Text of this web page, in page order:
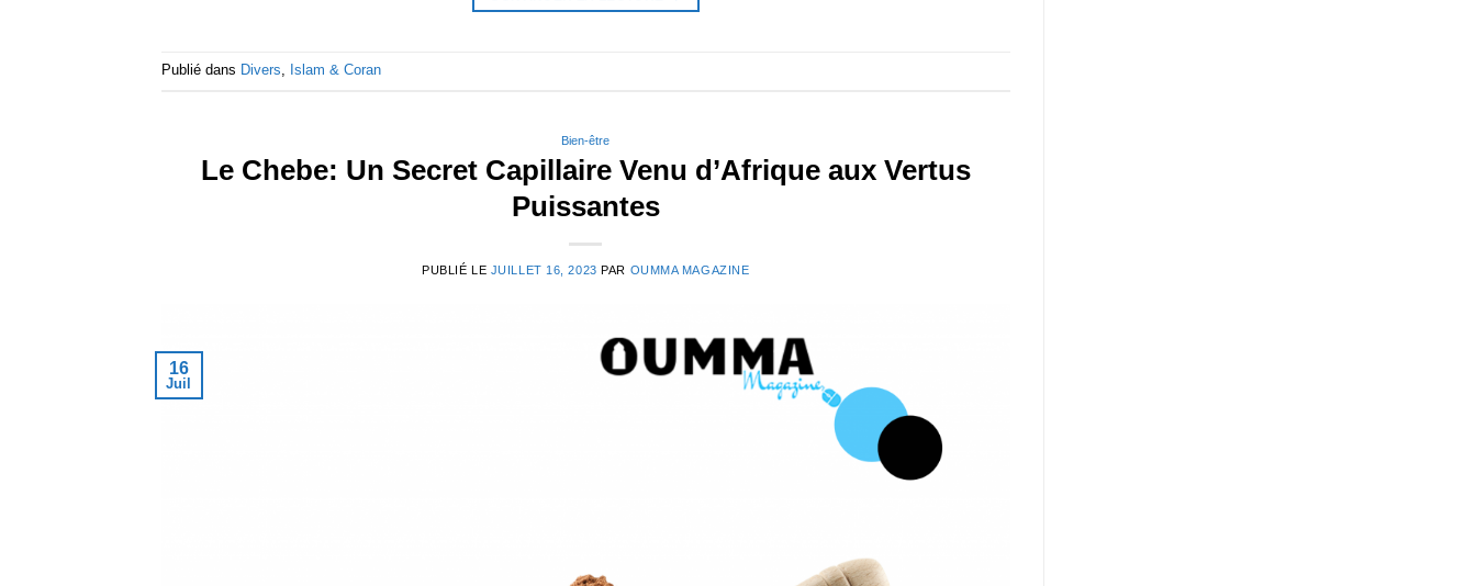
Publié dans Divers, Islam & Coran
Bien-être
Le Chebe: Un Secret Capillaire Venu d’Afrique aux Vertus
Puissantes
PUBLIÉ LE JUILLET 16, 2023 PAR OUMMA MAGAZINE
16
Juil